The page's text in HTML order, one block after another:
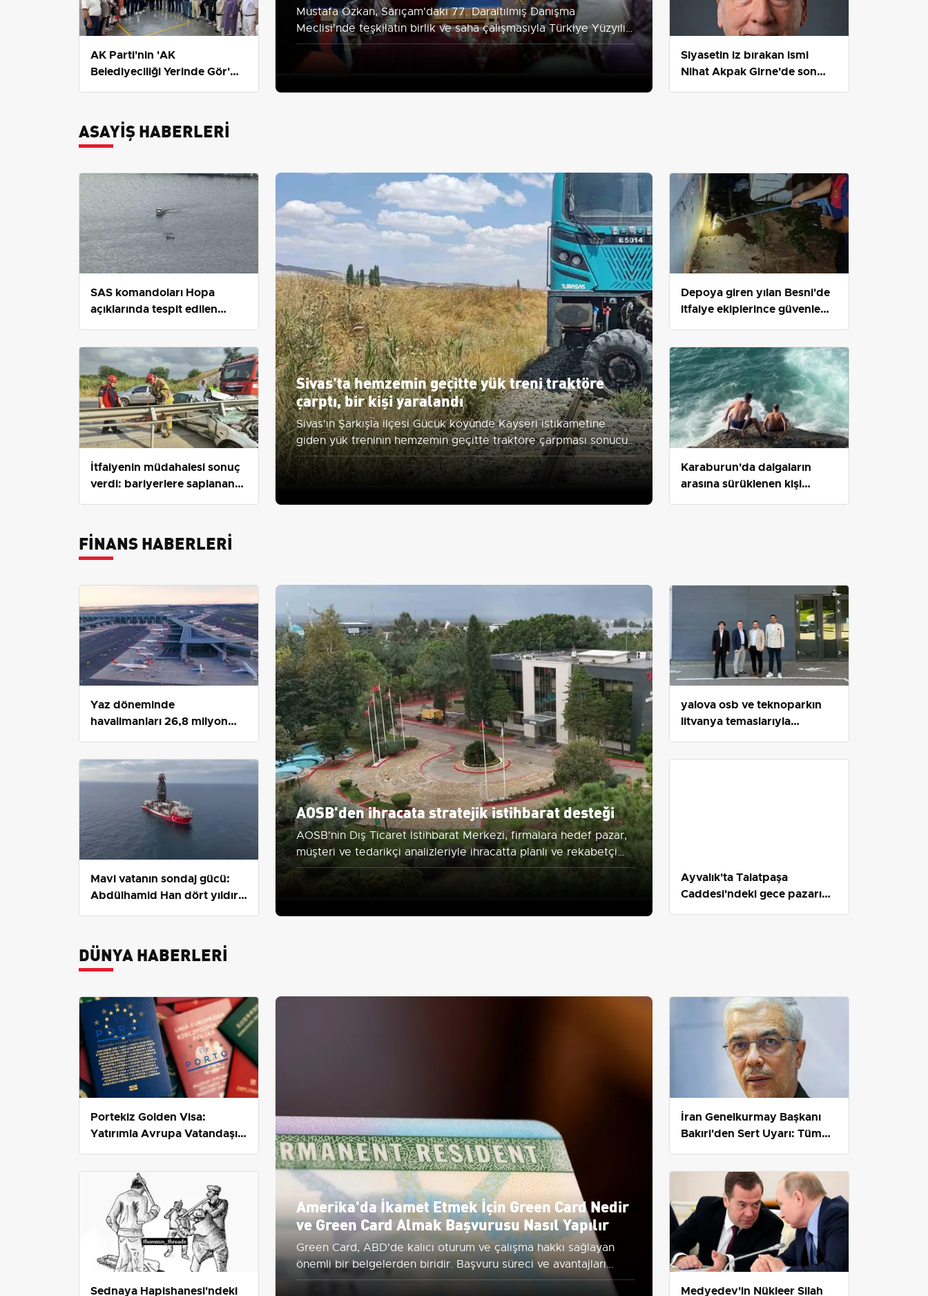
AK Parti'nin 'AK
Belediyeciliği Yerinde Gör'
Mustafa Özkan, Sarıçam'daki 77. Daraltılmış Danışma
Meclisi'nde teşkilatın birlik ve saha çalışmasıyla Türkiye Yüzyılı
hedefini sürdürdüklerini söyledi.
Siyasetin iz bırakan ismi
Nihat Akpak Girne'de son
ASAYIŞ HABERLERI
SAS komandoları Hopa
açıklarında tespit edilen
insansız deniz aracını güvenli
İtfaiyenin müdahalesi sonuç
verdi: bariyerlere saplanan
Sivas'ta hemzemin geçitte yük treni traktöre
çarptı, bir kişi yaralandı
Sivas'ın Şarkışla ilçesi Gücük köyünde Kayseri istikametine
giden yük treninin hemzemin geçitte traktöre çarpması sonucu
traktör sürücüsü yaralandı.
Depoya giren yılan Besni'de
itfaiye ekiplerince güvenle
doğaya bırakıldı
Karaburun'da dalgaların
arasına sürüklenen kişi
FINANS HABERLERI
Yaz döneminde
havalimanları 26,8 milyon
Mavi vatanın sondaj gücü:
Abdülhamid Han dört yıldır
enerji peşinde
AOSB'den ihracata stratejik istihbarat desteği
AOSB'nin Dış Ticaret İstihbarat Merkezi, firmalara hedef pazar,
müşteri ve tedarikçi analizleriyle ihracatta planlı ve rekabetçi
büyüme sağlıyor.
yalova osb ve teknoparkın
litvanya temaslarıyla
Ayvalık'ta Talatpaşa
Caddesi'ndeki gece pazarı
yaz akşamlarına renk katıyor
DÜNYA HABERLERI
Portekiz Golden Visa:
Yatırımla Avrupa Vatandaşı
Sednaya Hapishanesi'ndeki
Amerika'da İkamet Etmek İçin Green Card Nedir
ve Green Card Almak Başvurusu Nasıl Yapılır
Green Card, ABD'de kalıcı oturum ve çalışma hakkı sağlayan
önemli bir belgelerden biridir. Başvuru süreci ve avantajları
hakkında detaylı bilgi edinin.
İran Genelkurmay Başkanı
Bakıri'den Sert Uyarı: Tüm
Medyedev'in Nükleer Silah